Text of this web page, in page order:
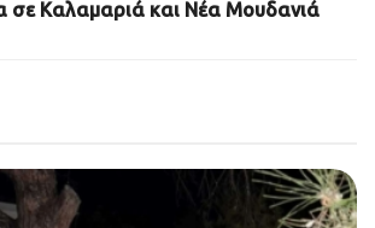
σε Καλαμαριά και Νέα Μουδανιά